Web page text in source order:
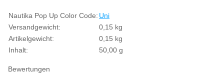
Produkteigenschaft
Wert
Nautika Pop Up Color Code: Uni
Versandgewicht:
0,15 kg
Artikelgewicht:
0,15 kg
Inhalt:
50,00 g
Bewertungen